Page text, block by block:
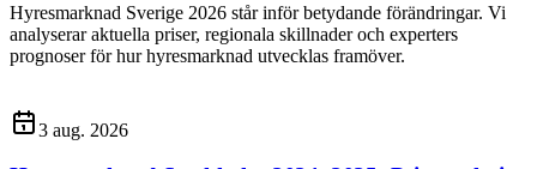
Hyresmarknad Sverige 2026 står inför betydande förändringar. Vi
analyserar aktuella priser, regionala skillnader och experters
prognoser för hur hyresmarknad utvecklas framöver.
3 aug. 2026